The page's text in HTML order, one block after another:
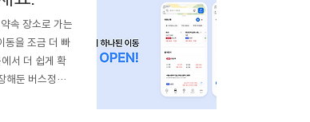
속 장소로 가는
동을 조금 더 빠
서 더 쉽게 확
해둔 버스정류
들을 바로 확